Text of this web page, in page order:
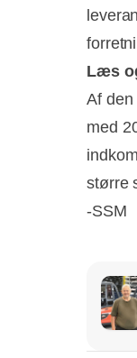
Læs
Af den
med
større
-SSM